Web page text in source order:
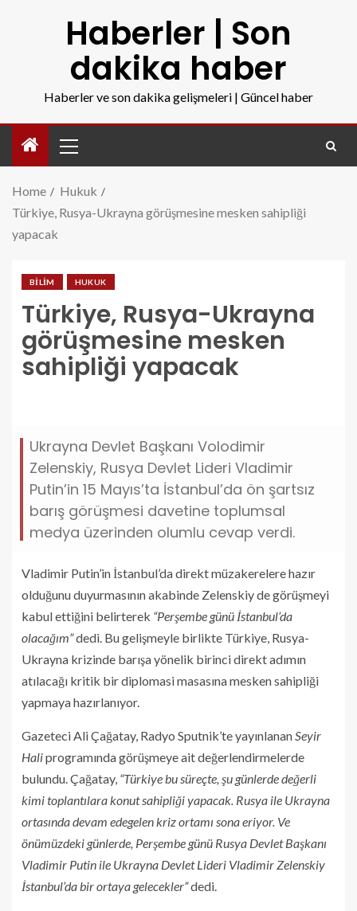
Haberler | Son
dakika haber
Haberler ve son dakika gelişmeleri | Güncel haber
Home
Hukuk
Türkiye, Rusya-Ukrayna görüşmesine mesken sahipliği
yapacak
BILIM HUKUK
Türkiye, Rusya-Ukrayna
görüşmesine mesken
sahipliği yapacak
Ukrayna Devlet Başkanı Volodimir
Zelenskiy, Rusya Devlet Lideri Vladimir
Putin’in 15 Mayıs’ta İstanbul’da ön şartsız
barış görüşmesi davetine toplumsal
medya üzerinden olumlu cevap verdi.
Vladimir Putin’in İstanbul’da direkt müzakerelere hazır
olduğunu duyurmasının akabinde Zelenskiy de görüşmeyi
kabul ettiğini belirterek “Perşembe günü İstanbul’da
olacağım”dedi. Bu gelişmeyle birlikte Türkiye, Rusya-
Ukrayna krizinde barışa yönelik birinci direkt adımın
atılacağı kritik bir diplomasi masasına mesken sahipliği
yapmaya hazırlanıyor.
Gazeteci Ali Çağatay, Radyo Sputnik’te yayınlananSeyir
Haliprogramında görüşmeye ait değerlendirmelerde
bulundu. Çağatay, “Türkiye bu süreçte, şu günlerde değerli
kimi toplantılara konut sahipliği yapacak. Rusya ile Ukrayna
ortasında devam edegelen kriz ortamı sona eriyor. Ve
önümüzdeki günlerde, Perşembe günü Rusya Devlet Başkanı
Vladimir Putin ile Ukrayna Devlet Lideri Vladimir Zelenskiy
İstanbul’da bir ortaya gelecekler”dedi.